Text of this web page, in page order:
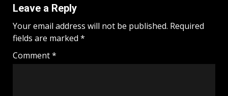
Leave a Reply
Your email address will not be published. Required
fields are marked *
Comment*